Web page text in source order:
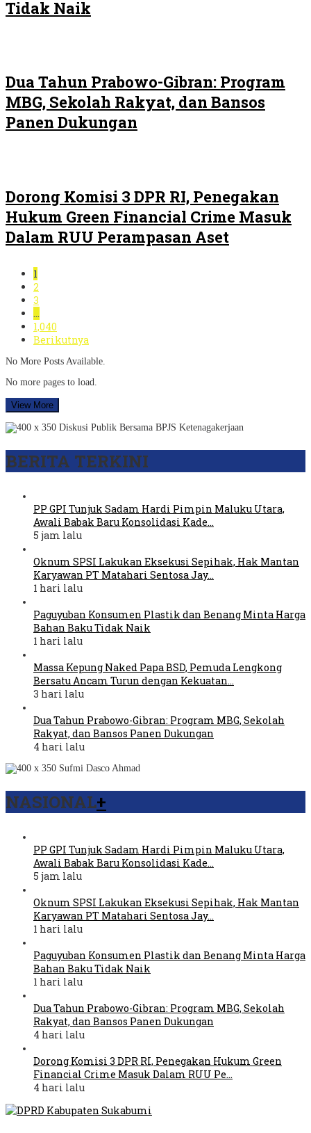
Tidak Naik
Dua Tahun Prabowo-Gibran: Program
MBG, Sekolah Rakyat, dan Bansos
Panen Dukungan
Dorong Komisi 3 DPR RI, Penegakan
Hukum Green Financial Crime Masuk
Dalam RUU Perampasan Aset
1
2
3
…
1,040
Berikutnya
No More Posts Available.
No more pages to load.
View More
BERITA TERKINI
PP GPI Tunjuk Sadam Hardi Pimpin Maluku Utara,
Awali Babak Baru Konsolidasi Kade…
5 jam lalu
Oknum SPSI Lakukan Eksekusi Sepihak, Hak Mantan
Karyawan PT Matahari Sentosa Jay…
1 hari lalu
Paguyuban Konsumen Plastik dan Benang Minta Harga
Bahan Baku Tidak Naik
1 hari lalu
Massa Kepung Naked Papa BSD, Pemuda Lengkong
Bersatu Ancam Turun dengan Kekuatan…
3 hari lalu
Dua Tahun Prabowo-Gibran: Program MBG, Sekolah
Rakyat, dan Bansos Panen Dukungan
4 hari lalu
NASIONAL+
PP GPI Tunjuk Sadam Hardi Pimpin Maluku Utara,
Awali Babak Baru Konsolidasi Kade…
5 jam lalu
Oknum SPSI Lakukan Eksekusi Sepihak, Hak Mantan
Karyawan PT Matahari Sentosa Jay…
1 hari lalu
Paguyuban Konsumen Plastik dan Benang Minta Harga
Bahan Baku Tidak Naik
1 hari lalu
Dua Tahun Prabowo-Gibran: Program MBG, Sekolah
Rakyat, dan Bansos Panen Dukungan
4 hari lalu
Dorong Komisi 3 DPR RI, Penegakan Hukum Green
Financial Crime Masuk Dalam RUU Pe…
4 hari lalu